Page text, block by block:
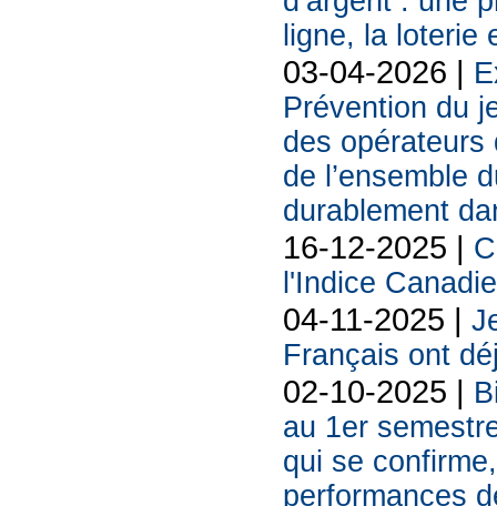
ligne, la loterie
03-04-2026 |
Prévention du
des opérateurs
de l’ensemble
durablement
16-12-2025 |
l'Indice
04-11-2025 |
Français ont
02-10-2025 |
au 1er
qui se
performances